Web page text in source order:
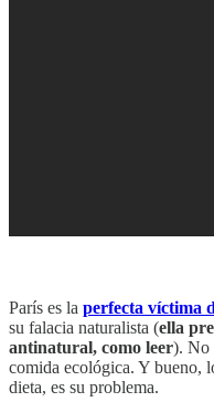
París es la perfecta víctima
su falacia naturalista (ella
antinatural, como leer). No
comida ecológica. Y bueno,
dieta, es su problema.